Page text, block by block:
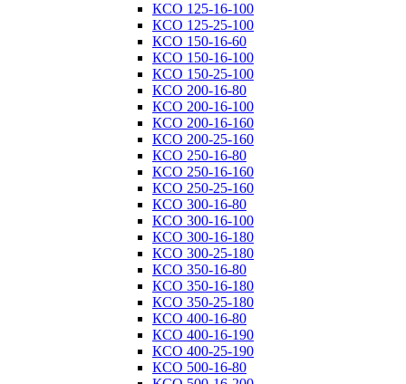
КСО 125-16-100
КСО 125-25-100
КСО 150-16-60
КСО 150-16-100
КСО 150-25-100
КСО 200-16-80
КСО 200-16-100
КСО 200-16-160
КСО 200-25-160
КСО 250-16-80
КСО 250-16-160
КСО 250-25-160
КСО 300-16-80
КСО 300-16-100
КСО 300-16-180
КСО 300-25-180
КСО 350-16-80
КСО 350-16-180
КСО 350-25-180
КСО 400-16-80
КСО 400-16-190
КСО 400-25-190
КСО 500-16-80